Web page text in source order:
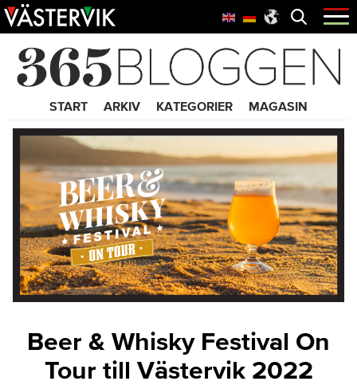
Hoppa
till
Skip
to
content
Hoppa
till
Öppna
menyn
365 Bloggen
START ARKIV KATEGORIER MAGASIN
Beer & Whisky Festival On
Tour till Västervik 2022